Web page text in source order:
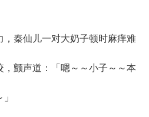
秦仙儿一对大奶子顿时麻痒难
颤声道：「嗯～～小子～～本